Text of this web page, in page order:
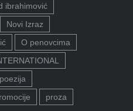
ibrahimović
Novi Izraz
O penovcima
poezija
proza